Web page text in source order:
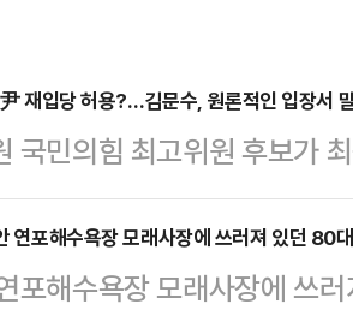
재입당 허용?…김문수, 원론적인 입장서
국민의힘 최고위원 후보가
열 전 대통령 재입당 허용'
한 것 같다"고 분석했다.김
연해 김 후보의 윤 전 대통
연포해수욕장 모래사장에 쓰러져 있던 80
포해수욕장 모래사장에 쓰